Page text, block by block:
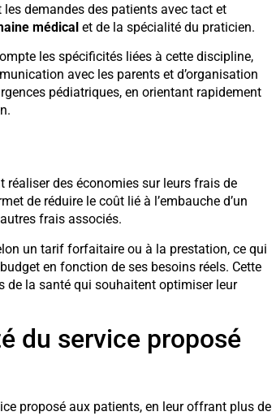
demandes des patients avec tact et
médicalet de la spécialité du praticien.
les spécificités liées à cette discipline,
avec les parents et d’organisation
pédiatriques, en orientant rapidement
réaliser des économies sur leurs frais de
de réduire le coût lié à l’embauche d’un
frais associés.
un tarif forfaitaire ou à la prestation, ce qui
en fonction de ses besoins réels. Cette
la santé qui souhaitent optimiser leur
du service proposé
proposé aux patients, en leur offrant plus de